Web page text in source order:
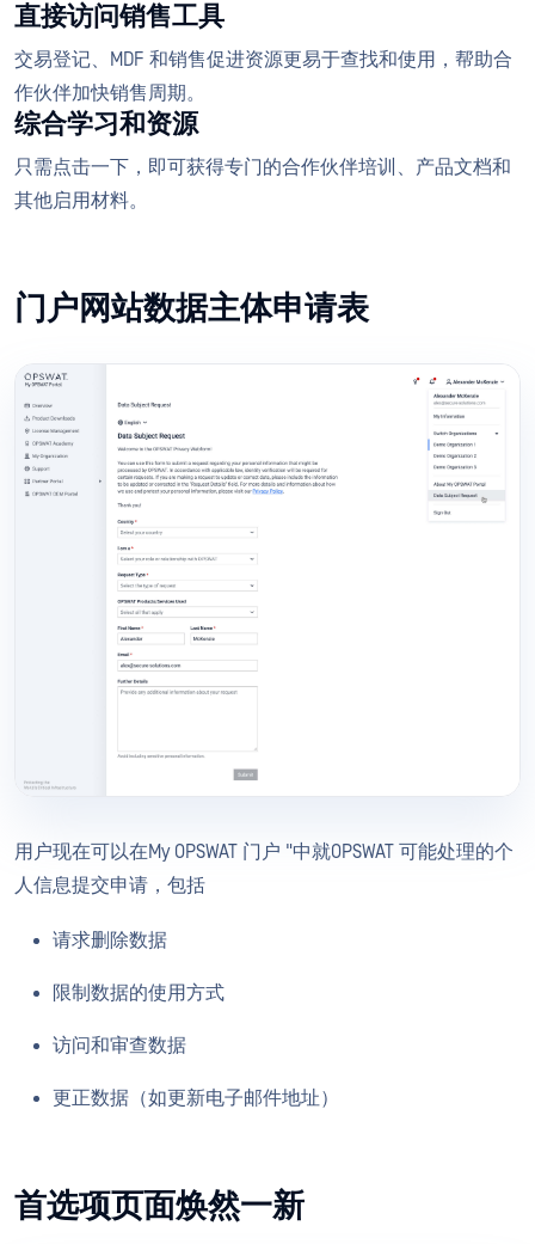
直接访问销售工具
交易登记、MDF 和销售促进资源更易于查找和使用，帮助合
作伙伴加快销售周期。
综合学习和资源
只需点击一下，即可获得专门的合作伙伴培训、产品文档和
其他启用材料。
门户网站数据主体申请表
用户现在可以在My OPSWAT 门户 "中就OPSWAT 可能处理的个
人信息提交申请，包括
请求删除数据
限制数据的使用方式
访问和审查数据
更正数据（如更新电子邮件地址）
首选项页面焕然一新